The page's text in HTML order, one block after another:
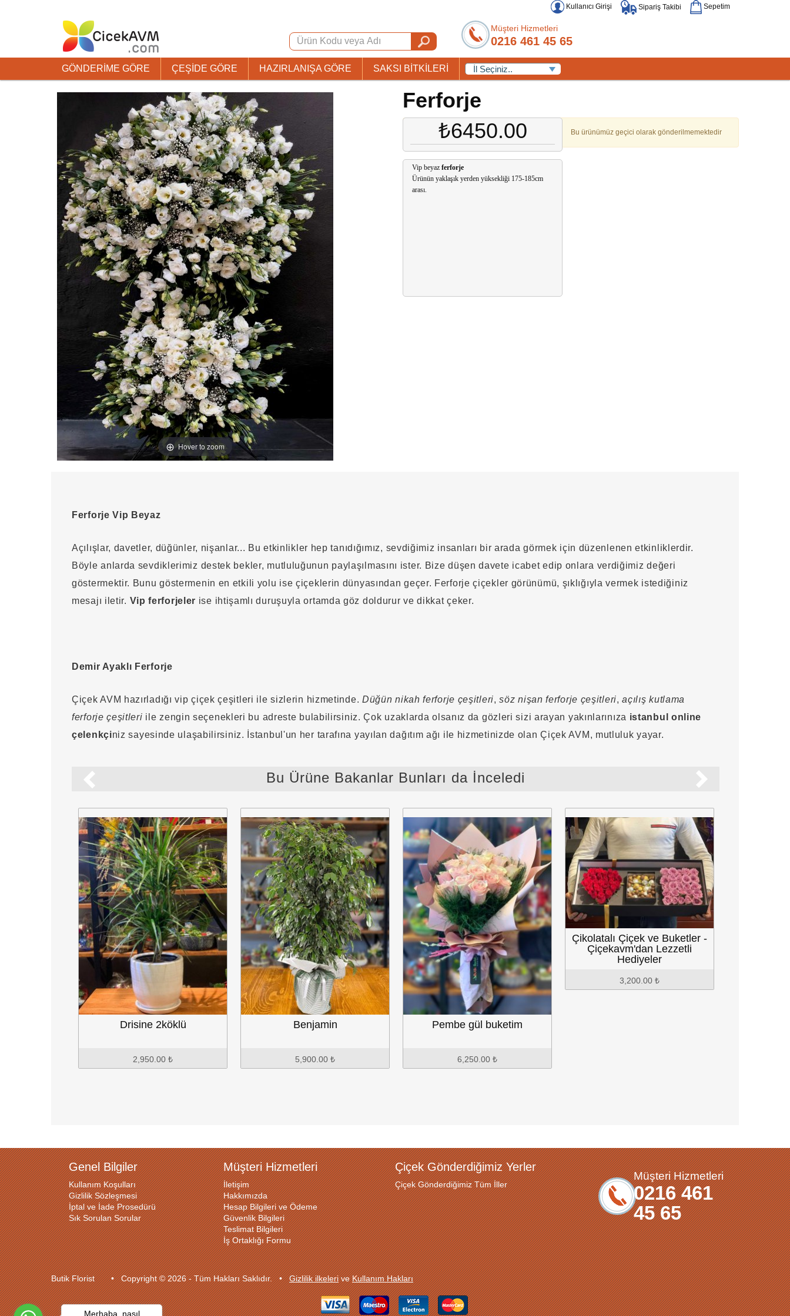
Kullanıcı Girişi Sipariş Takibi Sepetim
Müşteri Hizmetleri
0216 461 45 65
GÖNDERİME GÖRE ÇEŞİDE GÖRE HAZIRLANIŞA GÖRE SAKSI BİTKİLERİ
Hover to zoom
Ferforje
₺6450.00
Vip beyaz ferforje
Ürünün yaklaşık yerden yüksekliği 175-185cm
arası.
Bu ürünümüz geçici olarak gönderilmemektedir
Ferforje Vip Beyaz
Açılışlar, davetler, düğünler, nişanlar... Bu etkinlikler hep tanıdığımız, sevdiğimiz insanları bir arada görmek için düzenlenen etkinliklerdir.
Böyle anlarda sevdiklerimiz destek bekler, mutluluğunun paylaşılmasını ister. Bize düşen davete icabet edip onlara verdiğimiz değeri
göstermektir. Bunu göstermenin en etkili yolu ise çiçeklerin dünyasından geçer. Ferforje çiçekler görünümü, şıklığıyla vermek istediğiniz
mesajı iletir. Vip ferforjeler ise ihtişamlı duruşuyla ortamda göz doldurur ve dikkat çeker.
Demir Ayaklı Ferforje
Çiçek AVM hazırladığı vip çiçek çeşitleri ile sizlerin hizmetinde. Düğün nikah ferforje çeşitleri,söz nişan ferforje çeşitleri,açılış kutlama
ferforje çeşitleri ile zengin seçenekleri bu adreste bulabilirsiniz. Çok uzaklarda olsanız da gözleri sizi arayan yakınlarınıza istanbul online
çelenkçiniz sayesinde ulaşabilirsiniz. İstanbul'un her tarafına yayılan dağıtım ağı ile hizmetinizde olan Çiçek AVM, mutluluk yayar.
Bu Ürüne Bakanlar Bunları da İnceledi
Çikolatalı Çiçek ve Buketler -
Çiçekavm'dan Lezzetli
Hediyeler
3,200.00 ₺
Genel Bilgiler
Kullanım Koşulları
Gizlilik Sözleşmesi
İptal ve İade Prosedürü
Sık Sorulan Sorular
Müşteri Hizmetleri
İletişim
Hakkımızda
Hesap Bilgileri ve Ödeme
Güvenlik Bilgileri
Teslimat Bilgileri
İş Ortaklığı Formu
Çiçek Gönderdiğimiz Yerler
Çiçek Gönderdiğimiz Tüm İller
Müşteri Hizmetleri
0216 461
45 65
Butik Florist • Copyright © 2026 - Tüm Hakları Saklıdır. •Gizlilik ilkeleriveKullanım Hakları
Merhaba, nasıl